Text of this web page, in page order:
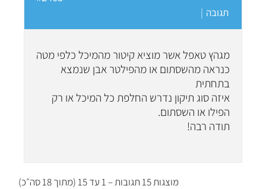
תגובה |
מגהץ טאפל אשר מוציא קיטור מהמיכל כלפי מטה
כנראה מהשסתום או מהפילטר אבן שנמצא
בתחתית
איזה סוג תיקון נדרש החלפת כל המיכל או רק
הפילו או השסתום.
תודה רבה!
מוצגות 15 תגובות – 1 עד 15 (מתוך 18 סה״כ)